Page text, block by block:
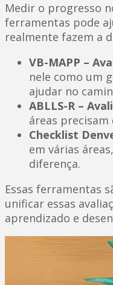
Medir o progresso
ferramentas pode
realmente fazem a
VB-MAPP –
nele como um
ajudar no
ABLLS-R –
áreas
Checklist
em várias
diferença.
Essas ferramentas
unificar essas
aprendizado e